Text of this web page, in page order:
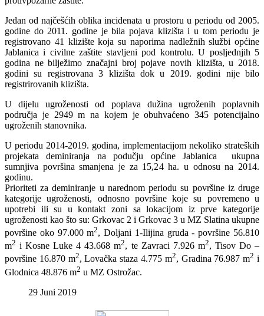
Jedan od najčešćih oblika incidenata u prostoru u periodu od 2005.
godine do 2011. godine je bila pojava klizišta i u tom periodu je
registrovano 41 klizište koja su naporima nadležnih službi općine
Jablanica i civilne zaštite stavljeni pod kontrolu. U posljednjih 5
godina ne bilježimo značajni broj pojave novih klizišta, u 2018.
godini su registrovana 3 klizišta dok u 2019. godini nije bilo
registrirovanih klizišta.
U dijelu ugroženosti od poplava dužina ugroženih poplavnih
područja je 2949 m na kojem je obuhvaćeno 345 potencijalno
ugroženih stanovnika.
U periodu 2014-2019. godina, implementacijom nekoliko strateških
projekata deminiranja na podučju općine Jablanica ukupna
sumnjiva površina smanjena je za 15,24 ha. u odnosu na 2014.
godinu.
Prioriteti za deminiranje u narednom periodu su površine iz druge
kategorije ugroženosti, odnosno površine koje su povremeno u
upotrebi ili su u kontakt zoni sa lokacijom iz prve kategorije
ugroženosti kao što su: Grkovac 2 i Grkovac 3 u MZ Slatina ukupne
površine oko 97.000 m2, Doljani 1-Ilijina gruda - površine 56.810
m2 i Kosne Luke 4 43.668 m2, te Zavraci 7.926 m2, Tisov Do –
površine 16.870 m2, Lovačka staza 4.775 m2, Gradina 76.987 m2 i
Glodnica 48.876 m2 u MZ Ostrožac.
29 Juni 2019